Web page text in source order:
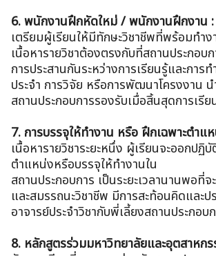
6. พนักงานฝึกหัดใหม่ / พนักงานฝึกงาน :
เตรียมผู้เรียนให้มีทักษะวิชาชีพที่พร้อมทำ
เนื้อหารายวิชาต้องตรงกับที่สถานประกอบ
การประสานกันระหว่างการเรียนรู้และการ
ประจำ การวิจัย หรือการพัฒนาโครงงาน
สถานประกอบการรองรับเมื่อสิ้นสุดการเรีย
7. การบรรจุให้ทำงาน หรือ ฝึกเฉพาะตำแ
เนื้อหารายวิชาระยะหนึ่ง ผู้เรียนจะออกปฏิ
ตำแหน่งหรือบรรจุให้ทำงานใน
สถานประกอบการ เป็นระยะเวลานานพอที่จ
และสมรรถนะวิชาชีพ มีการสะท้อนคิดและป
อาจารย์ประจำวิชากับพี่เลี้ยงสถานประกอบ
8. หลักสูตรร่วมมหาวิทยาลัยและอุตสาหก